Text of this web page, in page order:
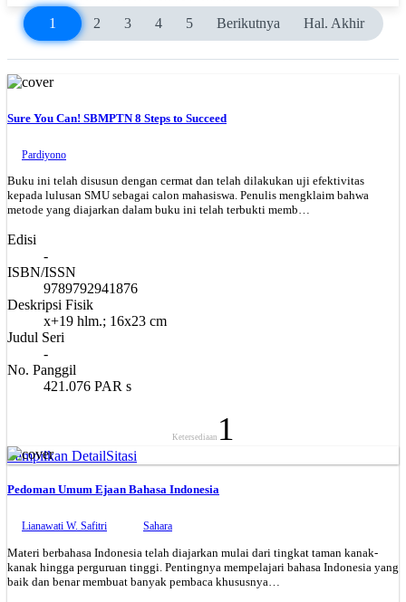
1 2 3 4 5 Berikutnya Hal. Akhir
Sure You Can! SBMPTN 8 Steps to Succeed
Pardiyono
Buku ini telah disusun dengan cermat dan telah dilakukan uji efektivitas
kepada lulusan SMU sebagai calon mahasiswa. Penulis mengklaim bahwa
metode yang diajarkan dalam buku ini telah terbukti memb…
Edisi
-
ISBN/ISSN
9789792941876
Deskripsi Fisik
x+19 hlm.; 16x23 cm
Judul Seri
-
No. Panggil
421.076 PAR s
Ketersediaan 1
Tampilkan DetailSitasi
Pedoman Umum Ejaan Bahasa Indonesia
Lianawati W. Safitri Sahara
Materi berbahasa Indonesia telah diajarkan mulai dari tingkat taman kanak-
kanak hingga perguruan tinggi. Pentingnya mempelajari bahasa Indonesia yang
baik dan benar membuat banyak pembaca khususnya…